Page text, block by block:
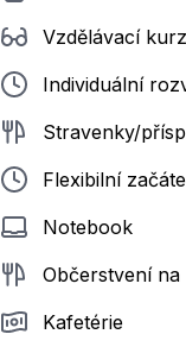
Vzdělávací
Individuální
Stravenky/
Flexibilní
Notebook
Občerstvení
Kafetérie